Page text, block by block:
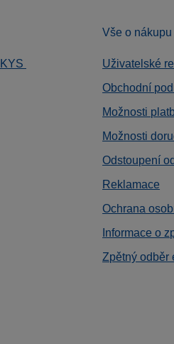
Vše o nákupu
Uživatelské
Obchodní
Možnosti
Možnosti
Odstoupení
Reklamace
Ochrana
Informace o
Zpětný odběr